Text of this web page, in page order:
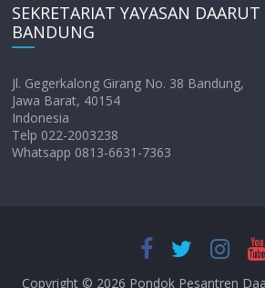
SEKRETARIAT YAYASAN
BANDUNG
Jl. Gegerkalong Girang No. 38 Bandung,
Jawa Barat, 40154
Indonesia
Telp 022-2003238
Whatsapp 0813-6631-7363
Copyright © 2026 Pondok Pesantren